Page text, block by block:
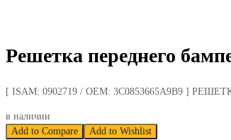
Решетка переднего
[ ISAM: 0902719 / OEM: 3C0853665A9B9 ]
в наличии
Add to Compare
Add to Wishlist